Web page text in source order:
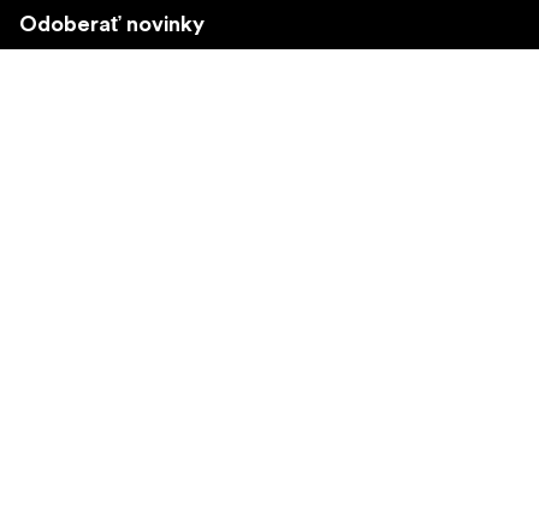
Odoberať novinky